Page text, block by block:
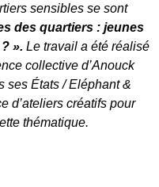
sensibles se sont
des quartiers : jeunes
». Le travail a été réalisé
collective d’Anouck
ses États / Eléphant &
d’ateliers créatifs pour
thématique.